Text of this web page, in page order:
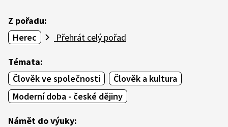
Z pořadu:
Herec
Přehrát celý pořad
Témata:
Člověk ve společnosti
Člověk a kultura
Moderní doba - české dějiny
Námět do výuky: